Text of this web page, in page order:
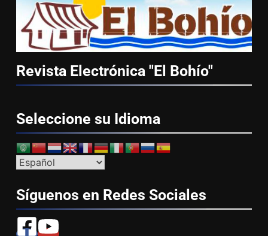
Revista Electrónica "El Bohío"
Seleccione su Idioma
Síguenos en Redes Sociales